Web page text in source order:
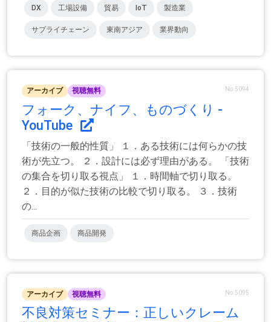
DX 工場設備 貿易 IoT 製造業
サプライチェーン 東南アジア 業界動向
アーカイブ 視聴無料 No.5094
フォーク、ナイフ、ものづくり -
YouTube
「技術の一般的性質」 １．ある技術には何らかの技
術が先立つ。 ２．設計には必ず理由がある。 「技術
の集合を切り取る視点」 １．時間軸で切り取る。
２．目的が似た技術の比較で切り取る。 ３．技術
の...
商品企画 商品開発
アーカイブ 視聴無料 No.5095
不良対策セミナー：正しいクレーム